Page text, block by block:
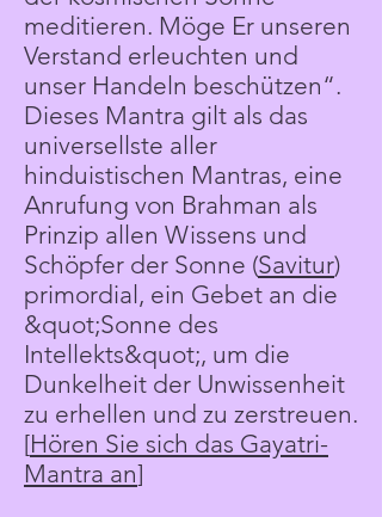
meditieren. Möge Er unseren
Verstand erleuchten und
unser Handeln beschützen“.
Dieses Mantra gilt als das
universellste aller
hinduistischen Mantras, eine
Anrufung von Brahman als
Prinzip allen Wissens und
Schöpfer der Sonne (Savitur)
primordial, ein Gebet an die
&quot;Sonne des
Intellekts&quot;, um die
Dunkelheit der Unwissenheit
zu erhellen und zu zerstreuen.
[Hören Sie sich das Gayatri-
Mantra an]